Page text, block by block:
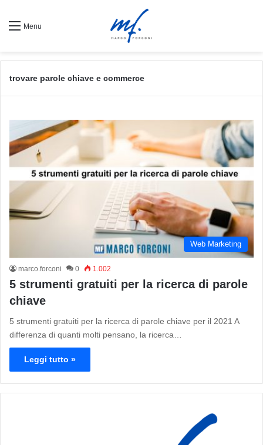
Menu
trovare parole chiave e commerce
Web Marketing
marco.forconi 0 1.002
5 strumenti gratuiti per la ricerca di parole
chiave
5 strumenti gratuiti per la ricerca di parole chiave per il 2021 A
differenza di quanti molti pensano, la ricerca…
Leggi tutto »